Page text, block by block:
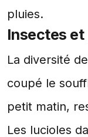
pluies.
Insectes
La diversité
coupé le
petit matin,
Les lucioles